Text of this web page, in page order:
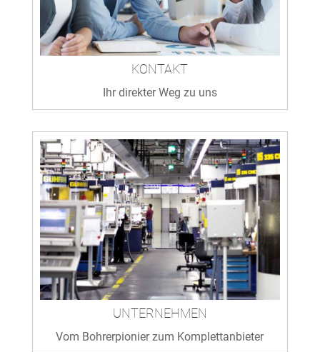
KONTAKT
Ihr direkter Weg zu uns
UNTERNEHMEN
Vom Bohrerpionier zum Komplettanbieter